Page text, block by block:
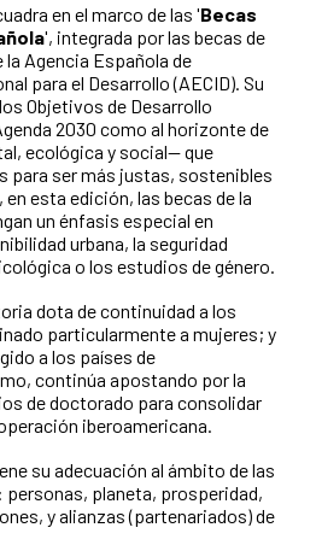
en el marco de las 'Becas
', integrada por las becas de
la Agencia Española de
para el Desarrollo (AECID). Su
Objetivos de Desarrollo
2030 como al horizonte de
ecológica y social— que
para ser más justas, sostenibles
en esta edición, las becas de la
un énfasis especial en
urbana, la seguridad
o los estudios de género.
dota de continuidad a los
particularmente a mujeres; y
a los países de
continúa apostando por la
de doctorado para consolidar
iberoamericana.
su adecuación al ámbito de las
personas, planeta, prosperidad,
y alianzas (partenariados) de